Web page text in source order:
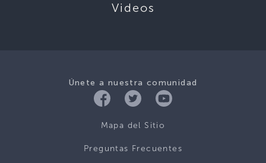
Videos
Únete a nuestra comunidad
Mapa del Sitio
Preguntas Frecuentes